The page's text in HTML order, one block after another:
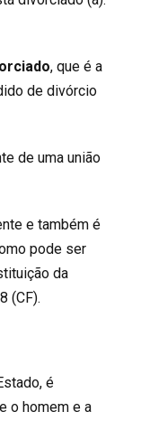
, que é a
de divórcio
de uma união
e também é
pode ser
da
(CF).
é
o homem e a